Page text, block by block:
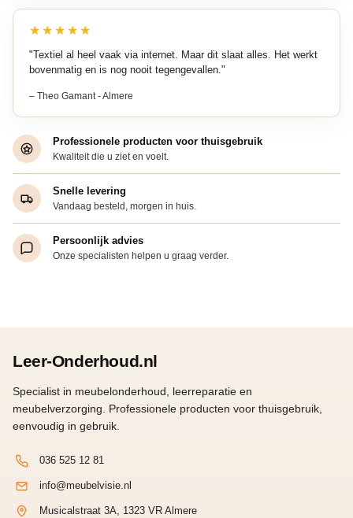
★★★★★
"Textiel al heel vaak via internet. Maar dit slaat alles. Het werkt
bovenmatig en is nog nooit tegengevallen."
– Theo Gamant - Almere
Professionele producten voor thuisgebruik
Kwaliteit die u ziet en voelt.
Snelle levering
Vandaag besteld, morgen in huis.
Persoonlijk advies
Onze specialisten helpen u graag verder.
Leer-Onderhoud.nl
Specialist in meubelonderhoud, leerreparatie en
meubelverzorging. Professionele producten voor thuisgebruik,
eenvoudig in gebruik.
036 525 12 81
info@meubelvisie.nl
Musicalstraat 3A, 1323 VR Almere